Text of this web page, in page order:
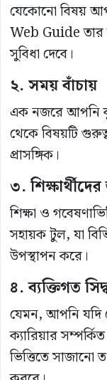
যেকোনো বিষয়
Web Guide তার
সুবিধা দেবে।
২. সময় বাঁচায়
এক নজরে আপনি
থেকে বিষয়টি
প্রাসঙ্গিক।
৩.
শিক্ষা ও
সহায়ক টুল, যা
উপস্থাপন করে।
৪. ব্যক্তিগত
যেমন, আপনি যদি
ক্যারিয়ার সম্পর্কিত
ভিত্তিতে সাজানো